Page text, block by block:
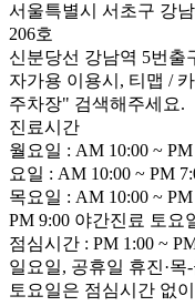
서울특별시 서초구 강
206호
신분당선 강남역 5번출
자가용 이용시, 티맵 /
주차장" 검색해주세요.
진료시간
월요일 : AM 10:00 ~ PM
요일 : AM 10:00 ~ PM
목요일 : AM 10:00 ~ PM
PM 9:00 야간진료 토요
점심시간 : PM 1:00 ~
일요일, 공휴일 휴진·
토요일은 점심시간 없